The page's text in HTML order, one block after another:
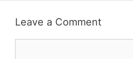
Leave a Comment